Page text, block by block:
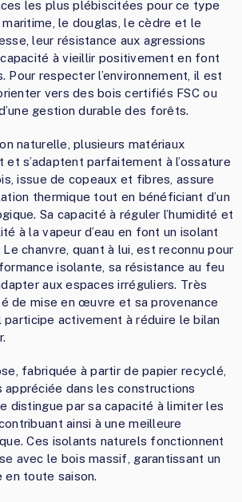
les plus plébiscitées pour ce type
maritime, le douglas, le cèdre et le
leur résistance aux agressions
à vieillir positivement en font
Pour respecter l’environnement, il est
vers des bois certifiés FSC ou
gestion durable des forêts.
naturelle, plusieurs matériaux
s’adaptent parfaitement à l’ossature
issue de copeaux et fibres, assure
thermique tout en bénéficiant d’un
Sa capacité à réguler l’humidité et
à la vapeur d’eau en font un isolant
chanvre, quant à lui, est reconnu pour
isolante, sa résistance au feu
aux espaces irréguliers. Très
de mise en œuvre et sa provenance
participe activement à réduire le bilan
fabriquée à partir de papier recyclé,
dans les constructions
distingue par sa capacité à limiter les
ainsi à une meilleure
Ces isolants naturels fonctionnent
avec le bois massif, garantissant un
toute saison.